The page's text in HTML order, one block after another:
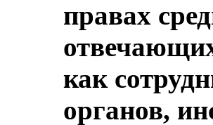
правах
как
органов,